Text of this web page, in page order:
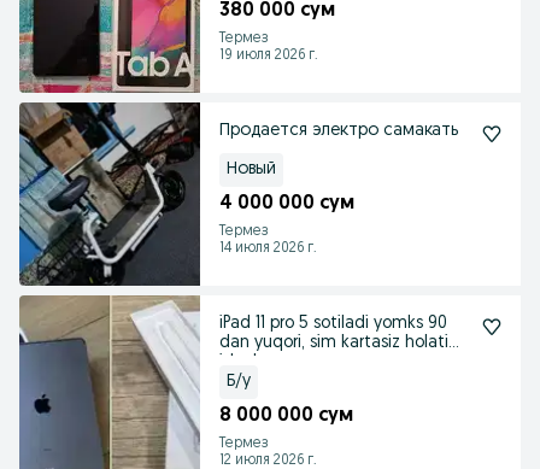
380 000 сум
Термез
19 июля 2026 г.
Продается электро самакать
Новый
4 000 000 сум
Термез
14 июля 2026 г.
iPad 11 pro 5 sotiladi yomks 90
dan yuqori, sim kartasiz holati
Б/у
8 000 000 сум
Термез
12 июля 2026 г.